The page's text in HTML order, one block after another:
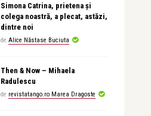
Simona Catrina, prietena și
colega noastră, a plecat, astăzi,
dintre noi
de Alice Năstase Buciuta
Then & Now – Mihaela
Radulescu
de revistatango.ro Marea Dragoste